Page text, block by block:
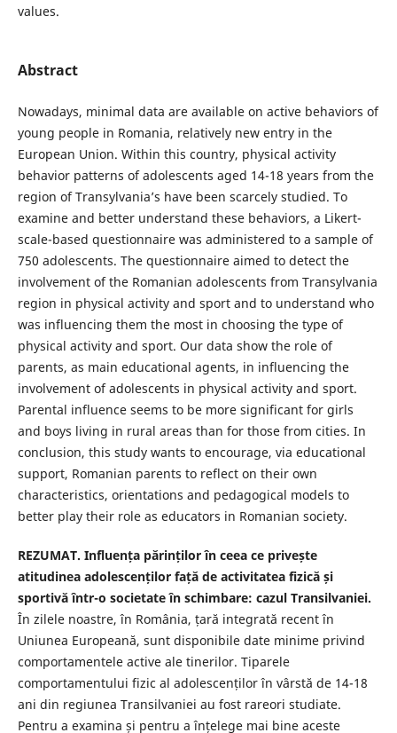
values.
Abstract
Nowadays, minimal data are available on active behaviors of
young people in Romania, relatively new entry in the
European Union. Within this country, physical activity
behavior patterns of adolescents aged 14-18 years from the
region of Transylvania’s have been scarcely studied. To
examine and better understand these behaviors, a Likert-
scale-based questionnaire was administered to a sample of
750 adolescents. The questionnaire aimed to detect the
involvement of the Romanian adolescents from Transylvania
region in physical activity and sport and to understand who
was influencing them the most in choosing the type of
physical activity and sport. Our data show the role of
parents, as main educational agents, in influencing the
involvement of adolescents in physical activity and sport.
Parental influence seems to be more significant for girls
and boys living in rural areas than for those from cities. In
conclusion, this study wants to encourage, via educational
support, Romanian parents to reflect on their own
characteristics, orientations and pedagogical models to
better play their role as educators in Romanian society.
REZUMAT. Influența părinților în ceea ce privește
atitudinea adolescenților față de activitatea fizică și
sportivă într-o societate în schimbare: cazul Transilvaniei.
În zilele noastre, în România, țară integrată recent în
Uniunea Europeană, sunt disponibile date minime privind
comportamentele active ale tinerilor. Tiparele
comportamentului fizic al adolescenților în vârstă de 14-18
ani din regiunea Transilvaniei au fost rareori studiate.
Pentru a examina și pentru a înțelege mai bine aceste